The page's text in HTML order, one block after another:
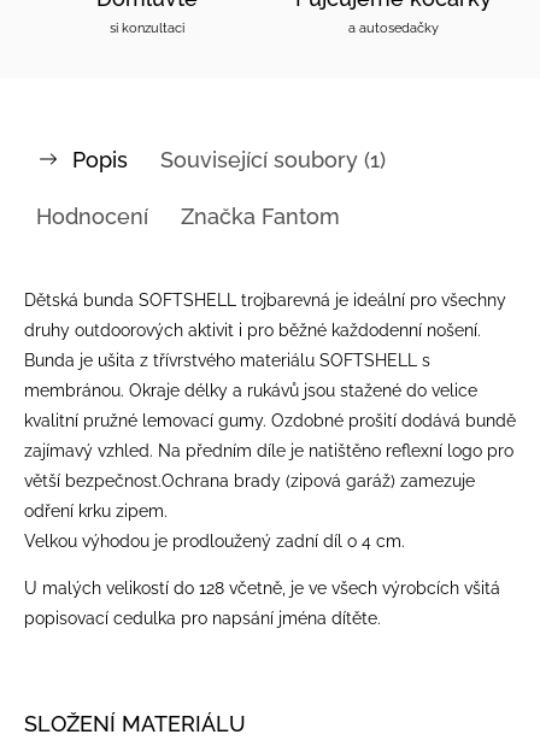
si konzultaci a autosedačky
Popis Související soubory (1)
Hodnocení Značka Fantom
Dětská bunda SOFTSHELL trojbarevná je ideální pro všechny
druhy outdoorových aktivit i pro běžné každodenní nošení.
Bunda je ušita z třívrstvého materiálu SOFTSHELL s
membránou. Okraje délky a rukávů jsou stažené do velice
kvalitní pružné lemovací gumy. Ozdobné prošití dodává bundě
zajímavý vzhled. Na předním díle je natištěno reflexní logo pro
větší bezpečnost.Ochrana brady (zipová garáž) zamezuje
odření krku zipem.
Velkou výhodou je prodloužený zadní díl o 4 cm.
U malých velikostí do 128 včetně, je ve všech výrobcích všitá
popisovací cedulka pro napsání jména dítěte.
SLOŽENÍ MATERIÁLU